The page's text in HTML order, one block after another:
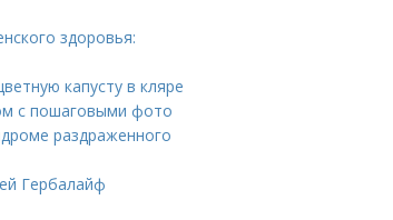
здоровья:
капусту в кляре
с пошаговыми фото
раздраженного
Гербалайф